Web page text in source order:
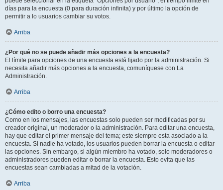
días para la encuesta (0 para duración infinita) y por último la opción de
permitir a lo usuarios cambiar su votos.
Arriba
¿Por qué no se puede añadir más opciones a la encuesta?
El límite para opciones de una encuesta está fijado por la administración. Si
necesita añadir más opciones a la encuesta, comuníquese con La
Administración.
Arriba
¿Cómo edito o borro una encuesta?
Como en los mensajes, las encuestas solo pueden ser modificadas por su
creador original, un moderador o la administración. Para editar una encuesta,
hay que editar el primer mensaje del tema; este siempre esta asociado a la
encuesta. Si nadie ha votado, los usuarios pueden borrar la encuesta o editar
las opciones. Sin embargo, si algún miembro ha votado, solo moderadores o
administradores pueden editar o borrar la encuesta. Esto evita que las
encuestas sean cambiadas a mitad de la votación.
Arriba